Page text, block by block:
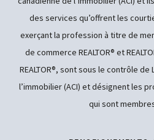
des services qu’offrent les
exerçant la profession à titre de
de commerce REALTOR® et
REALTOR®, sont sous le contrôle de
l’immobilier (ACI) et désignent les
qui sont membres